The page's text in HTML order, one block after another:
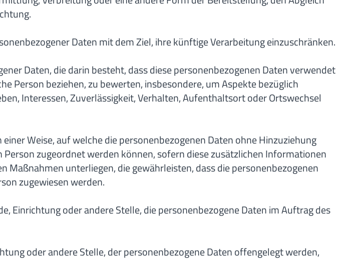
Daten mit dem Ziel, ihre künftige Verarbeitung einzuschränken.
Daten, die darin besteht, dass diese personenbezogenen Daten verwendet
Person beziehen, zu bewerten, insbesondere, um Aspekte bezüglich
Interessen, Zuverlässigkeit, Verhalten, Aufenthaltsort oder Ortswechsel
Weise, auf welche die personenbezogenen Daten ohne Hinzuziehung
zugeordnet werden können, sofern diese zusätzlichen Informationen
unterliegen, die gewährleisten, dass die personenbezogenen
zugewiesen werden.
Einrichtung oder andere Stelle, die personenbezogene Daten im Auftrag des
oder andere Stelle, der personenbezogene Daten offengelegt werden,